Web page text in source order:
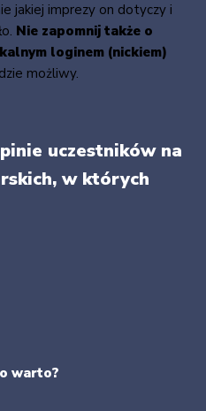
jakiej imprezy on dotyczy i
Nie zapomnij także o
loginem (nickiem)
możliwy.
uczestników na
w których
warto?